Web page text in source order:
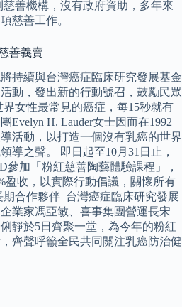
善機構，沒有政府資助，多年來
慈善工作。
善義賣
持續與台灣癌症臨床研究發展基金
動，發出新的行動號召，鼓勵民眾
女性最常見的癌症，每15秒就有
Evelyn H. Lauder女士因而在1992
活動，以打造一個沒有乳癌的世界
導之聲。 即日起至10月31日止，
參加「粉紅慈善陶藝體驗課程」，
盈收，以實際行動倡議，關懷所有
合作夥伴–台灣癌症臨床研究發展
業家馮亞敏、喜事集團營運長宋
靜於5日齊聚一堂，為今年的粉紅
齊聲呼籲全民共同關注乳癌防治健